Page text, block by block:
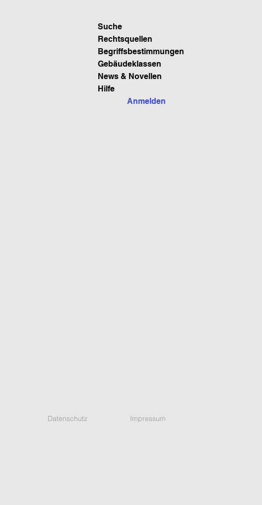
Anmelden
Suche
Rechtsquellen
Begriffsbestimmungen
Gebäudeklassen
News & Novellen
Hilfe
Impressum
Datenschutz